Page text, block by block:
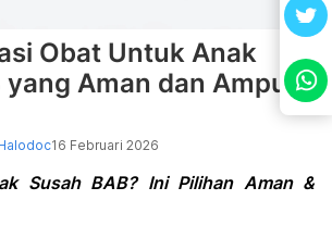
Obat Untuk Anak
yang Aman dan Ampuh
16 Februari 2026
Susah BAB? Ini Pilihan Aman &